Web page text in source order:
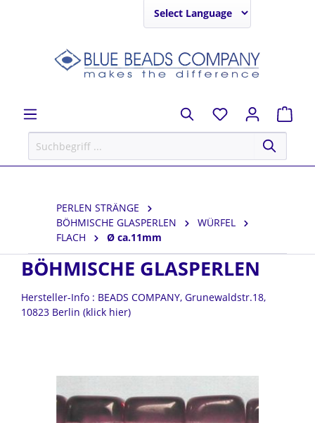
PERLEN STRÄNGE
BÖHMISCHE GLASPERLEN
WÜRFEL
FLACH
Ø ca.11mm
BÖHMISCHE GLASPERLEN
Hersteller-Info : BEADS COMPANY, Grunewaldstr.18,
10823 Berlin (klick hier)